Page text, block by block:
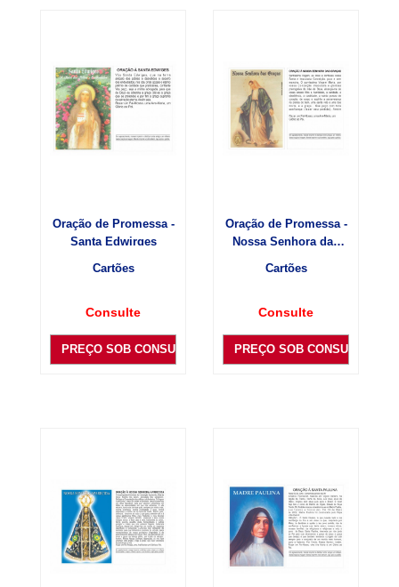
Oração de Promessa -
Santa Edwirges
Cartões
Consulte
PREÇO SOB CONSULTA
Oração de Promessa -
Nossa Senhora das
Cartões
Consulte
PREÇO SOB CONSULTA